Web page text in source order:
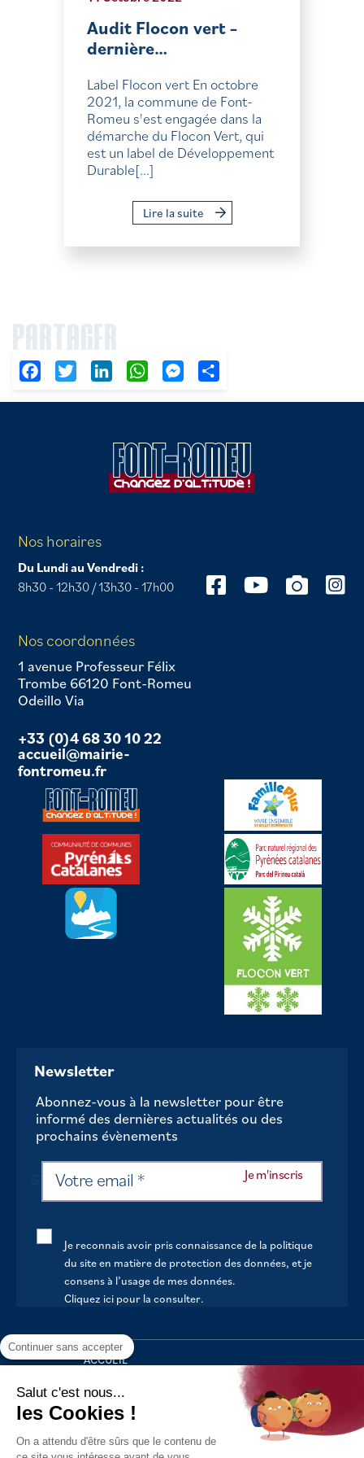
Audit Flocon vert –
dernière…
Label Flocon vert En octobre
2021, la commune de Font-
Romeu s'est engagée dans la
démarche du Flocon Vert, qui
est un label de Développement
Durable[...]
Lire la suite
PARTAGER
FacebookTwitter LinkedIn WhatsAppMessenger
Nos horaires
Du Lundi au Vendredi :
8h30 - 12h30 / 13h30 - 17h00
Nos coordonnées
1 avenue Professeur Félix
Trombe 66120 Font-Romeu
Odeillo Via
+33 (0)4 68 30 10 22
accueil@mairie-
fontromeu.fr
Newsletter
Abonnez-vous à la newsletter pour être
informé des dernières actualités ou des
prochains évènements
Je reconnais avoir pris connaissance de la politique
du site en matière de protection des données, et je
consens à l’usage de mes données.
Cliquez ici pour la consulter.
ACCUEIL
VOTRE MAIRIE
VOTRE QUOTIDIEN
AU FIL DE LA VIE
Continuer sans accepter
Salut c'est nous...
les Cookies !
On a attendu d'être sûrs que le contenu de